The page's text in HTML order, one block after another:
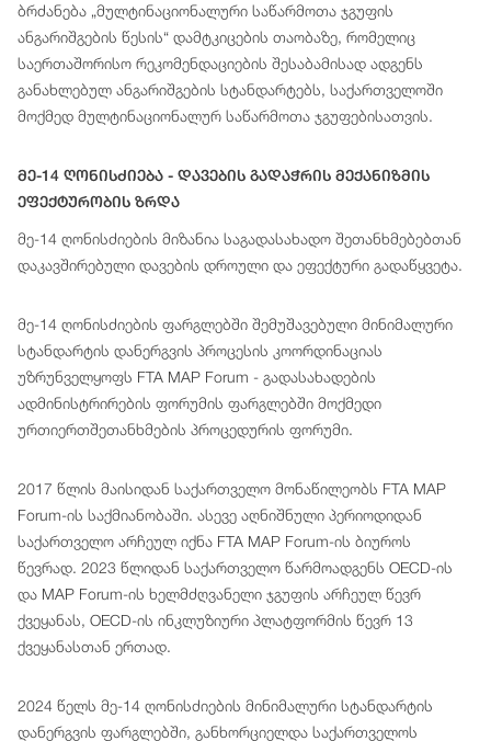
ბრძანება „მულტინაციონალური საწარმოთა ჯგუფის
ანგარიშგების წესის“ დამტკიცების თაობაზე, რომელიც
საერთაშორისო რეკომენდაციების შესაბამისად ადგენს
განახლებულ ანგარიშგების სტანდარტებს, საქართველოში
მოქმედ მულტინაციონალურ საწარმოთა ჯგუფებისათვის.
Მე-14 Ღონისძიება - Დავების Გადაჭრის Მექანიზმის
Ეფექტურობის Ზრდა
მე-14 ღონისძიების მიზანია საგადასახადო შეთანხმებებთან
დაკავშირებული დავების დროული და ეფექტური გადაწყვეტა.
მე-14 ღონისძიების ფარგლებში შემუშავებული მინიმალური
სტანდარტის დანერგვის პროცესის კოორდინაციას
უზრუნველყოფს FTA MAP Forum - გადასახადების
ადმინისტრირების ფორუმის ფარგლებში მოქმედი
ურთიერთშეთანხმების პროცედურის ფორუმი.
2017 წლის მაისიდან საქართველო მონაწილეობს FTA MAP
Forum-ის საქმიანობაში. ასევე აღნიშნული პერიოდიდან
საქართველო არჩეულ იქნა FTA MAP Forum-ის ბიუროს
წევრად. 2023 წლიდან საქართველო წარმოადგენს OECD-ის
და MAP Forum-ის ხელმძღვანელი ჯგუფის არჩეულ წევრ
ქვეყანას, OECD-ის ინკლუზიური პლატფორმის წევრ 13
ქვეყანასთან ერთად.
2024 წელს მე-14 ღონისძიების მინიმალური სტანდარტის
დანერგვის ფარგლებში, განხორციელდა საქართველოს